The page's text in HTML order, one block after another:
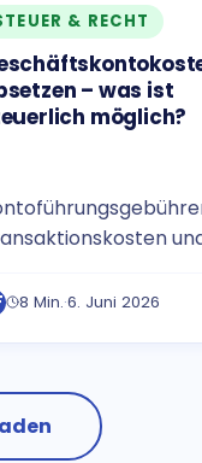
& RECHT
– was ist
möglich?
als
es richtig.
8 Min.·6. Juni 2026